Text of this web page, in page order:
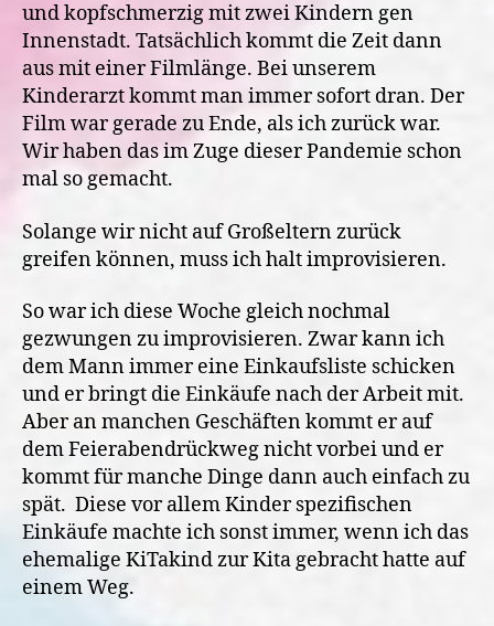
und kopfschmerzig mit zwei Kindern gen
Innenstadt. Tatsächlich kommt die Zeit dann
aus mit einer Filmlänge. Bei unserem
Kinderarzt kommt man immer sofort dran. Der
Film war gerade zu Ende, als ich zurück war.
Wir haben das im Zuge dieser Pandemie schon
mal so gemacht.
Solange wir nicht auf Großeltern zurück
greifen können, muss ich halt improvisieren.
So war ich diese Woche gleich nochmal
gezwungen zu improvisieren. Zwar kann ich
dem Mann immer eine Einkaufsliste schicken
und er bringt die Einkäufe nach der Arbeit mit.
Aber an manchen Geschäften kommt er auf
dem Feierabendrückweg nicht vorbei und er
kommt für manche Dinge dann auch einfach zu
spät. Diese vor allem Kinder spezifischen
Einkäufe machte ich sonst immer, wenn ich das
ehemalige KiTakind zur Kita gebracht hatte auf
einem Weg.